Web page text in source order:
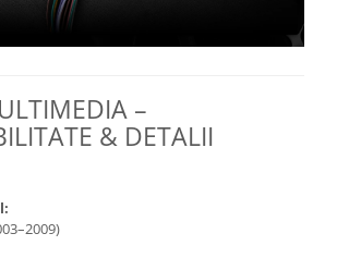
–
& DETALII